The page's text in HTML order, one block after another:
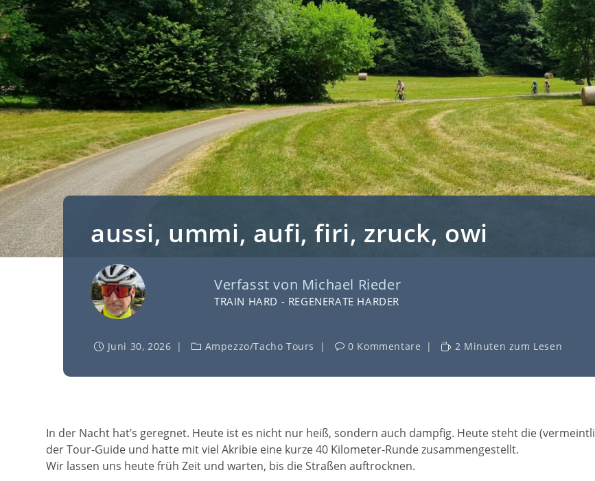
aussi, ummi, aufi, firi, zruck, owi
Verfasst von Michael Rieder
TRAIN HARD - REGENERATE HARDER
Juni 30, 2026 Ampezzo/Tacho Tours 0 Kommentare 2 Minuten zum Lesen
In der Nacht hat’s geregnet. Heute ist es nicht nur heiß, sondern auch dampfig. Heute steht die
der Tour-Guide und hatte mit viel Akribie eine kurze 40 Kilometer-Runde zusammengestellt.
Wir lassen uns heute früh Zeit und warten, bis die Straßen auftrocknen.